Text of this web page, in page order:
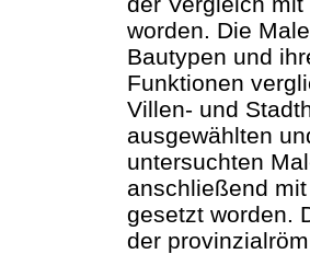
worden. Die
Bautypen und
Funktionen
Villen- und
ausgewählten
untersuchten
anschließend
gesetzt worden.
der